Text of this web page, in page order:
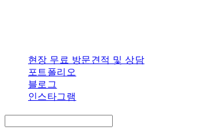
현장 무료 방문견적 및 상담
포트폴리오
블로그
인스타그램